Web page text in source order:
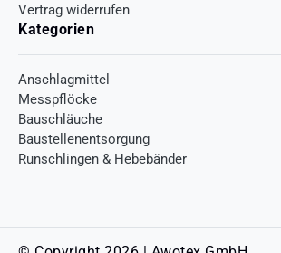
Vertrag widerrufen
Kategorien
Anschlagmittel
Messpflöcke
Bauschläuche
Baustellenentsorgung
Runschlingen & Hebebänder